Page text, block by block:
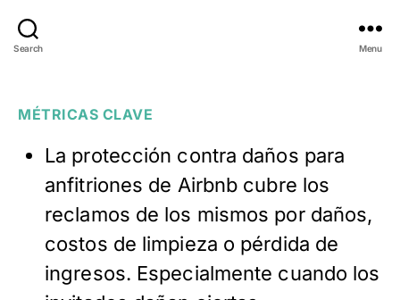
Search Menu
MÉTRICAS CLAVE
La protección contra daños para
anfitriones de Airbnb cubre los
reclamos de los mismos por daños,
costos de limpieza o pérdida de
ingresos. Especialmente cuando los